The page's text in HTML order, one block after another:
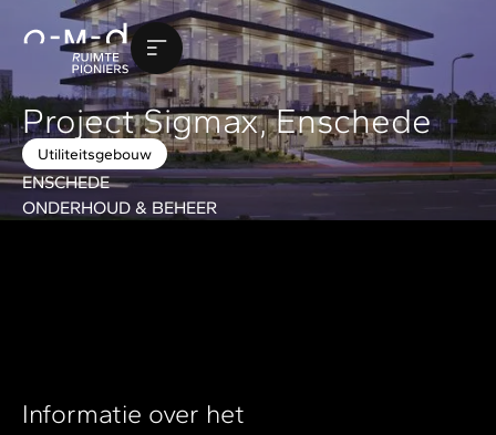
Utiliteitsgebouw
Project Sigmax, Enschede
ENSCHEDE
ONDERHOUD & BEHEER
Informatie over het